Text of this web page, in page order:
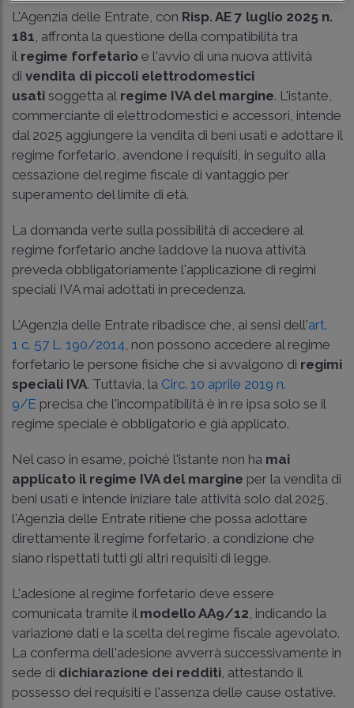
L'Agenzia delle Entrate, con Risp. AE 7 luglio 2025 n.
181, affronta la questione della compatibilità tra
il regime forfetario e l'avvio di una nuova attività
di vendita di piccoli elettrodomestici
usati soggetta al regime IVA del margine. L'istante,
commerciante di elettrodomestici e accessori, intende
dal 2025 aggiungere la vendita di beni usati e adottare il
regime forfetario, avendone i requisiti, in seguito alla
cessazione del regime fiscale di vantaggio per
superamento del limite di età.
La domanda verte sulla possibilità di accedere al
regime forfetario anche laddove la nuova attività
preveda obbligatoriamente l'applicazione di regimi
speciali IVA mai adottati in precedenza.
L'Agenzia delle Entrate ribadisce che, ai sensi dell'art.
1 c. 57 L. 190/2014, non possono accedere al regime
forfetario le persone fisiche che si avvalgono di regimi
speciali IVA. Tuttavia, la Circ. 10 aprile 2019 n.
9/E precisa che l'incompatibilità è in re ipsa solo se il
regime speciale è obbligatorio e già applicato.
Nel caso in esame, poiché l'istante non ha mai
applicato il regime IVA del margine per la vendita di
beni usati e intende iniziare tale attività solo dal 2025,
l'Agenzia delle Entrate ritiene che possa adottare
direttamente il regime forfetario, a condizione che
siano rispettati tutti gli altri requisiti di legge.
L'adesione al regime forfetario deve essere
comunicata tramite il modello AA9/12, indicando la
variazione dati e la scelta del regime fiscale agevolato.
La conferma dell'adesione avverrà successivamente in
sede di dichiarazione dei redditi, attestando il
possesso dei requisiti e l'assenza delle cause ostative.